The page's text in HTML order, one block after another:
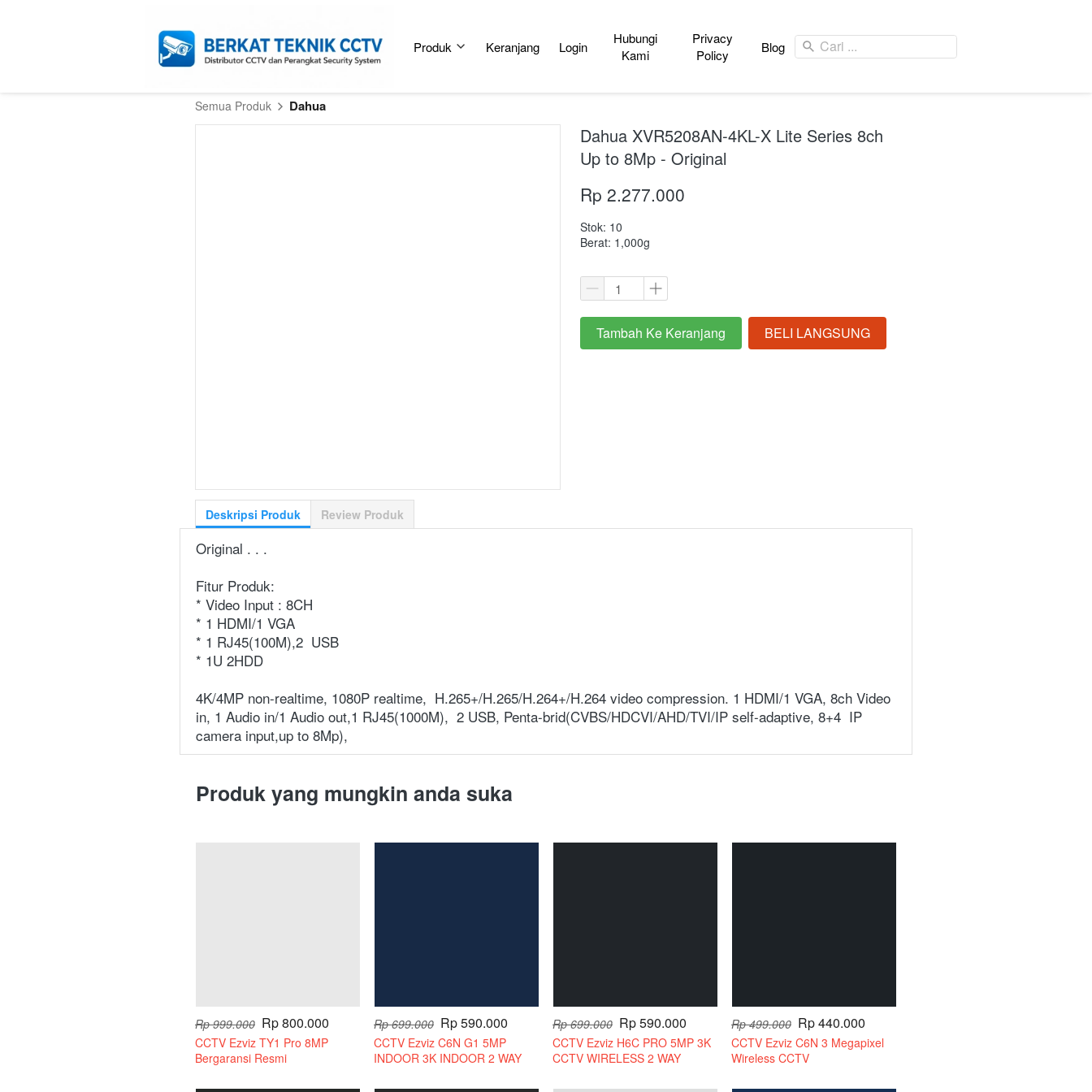
Produk Keranjang Login
Hubungi
Kami
Privacy
Policy
Blog Cari ...
Semua Produk Dahua
Dahua XVR5208AN-4KL-X Lite Series 8ch
Up to 8Mp - Original
Rp 2.277.000
Stok: 10
Berat: 1,000g
`
Tambah Ke Keranjang `BELI LANGSUNG
Deskripsi Produk Review Produk
Original . . .
Fitur Produk:
* Video Input : 8CH
* 1 HDMI/1 VGA
* 1 RJ45(100M),2  USB
* 1U 2HDD
4K/4MP non-realtime, 1080P realtime,  H.265+/H.265/H.264+/H.264 video compression. 1 HDMI/1 VGA, 8ch Video
in, 1 Audio in/1 Audio out,1 RJ45(1000M),  2 USB, Penta-brid(CVBS/HDCVI/AHD/TVI/IP self-adaptive, 8+4  IP
camera input,up to 8Mp),
Produk yang mungkin anda suka
Rp 999.000 Rp 800.000
CCTV Ezviz TY1 Pro 8MP
Bergaransi Resmi
Rp 699.000 Rp 590.000
CCTV Ezviz C6N G1 5MP
INDOOR 3K INDOOR 2 WAY
Rp 699.000 Rp 590.000
CCTV Ezviz H6C PRO 5MP 3K
CCTV WIRELESS 2 WAY
Rp 499.000 Rp 440.000
CCTV Ezviz C6N 3 Megapixel
Wireless CCTV